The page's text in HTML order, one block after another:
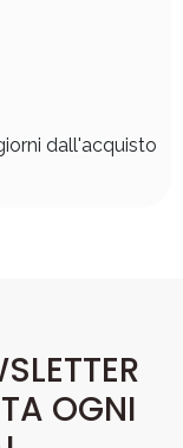
dall'acquisto
OGNI